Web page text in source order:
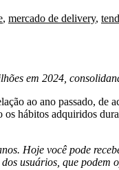
, mercado de delivery,
em 2024,
ao ano passado, de
hábitos adquiridos
Hoje você pode
usuários, que